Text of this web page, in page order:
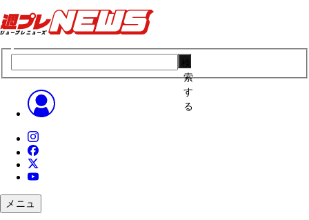
索
す
る
メニュ